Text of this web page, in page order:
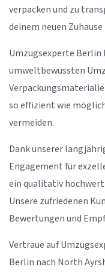
verpacken und zu
deinem neuen
Umzugsexperte
umweltbewussten
so effizient wie
vermeiden.
Dank unserer
Engagement für
ein qualitativ
Unsere zufriedenen
Bewertungen und
Vertraue auf
Berlin nach North